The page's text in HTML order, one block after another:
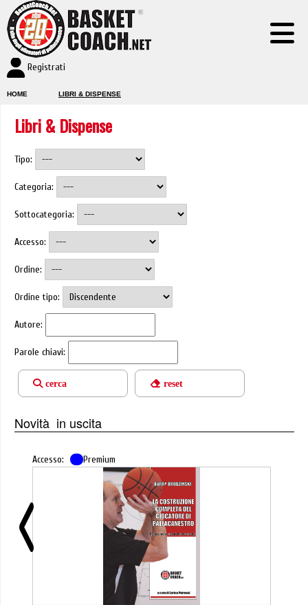
Registrati
HOME LIBRI & DISPENSE
Libri & Dispense
Tipo:
Categoria:
Sottocategoria:
Accesso:
Ordine:
Ordine tipo:
Autore:
Parole chiavi:
cerca reset
Novità in uscita
Accesso: Premium